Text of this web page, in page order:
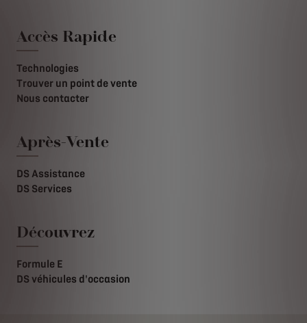
Accès Rapide
Technologies
Trouver un point de vente
Nous contacter
Après-Vente
DS Assistance
DS Services
Découvrez
Formule E
DS véhicules d'occasion